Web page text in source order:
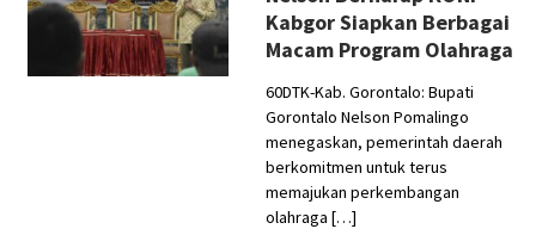
Kabgor Siapkan Berbagai
Macam Program Olahraga
60DTK-Kab. Gorontalo: Bupati
Gorontalo Nelson Pomalingo
menegaskan, pemerintah daerah
berkomitmen untuk terus
memajukan perkembangan
olahraga […]